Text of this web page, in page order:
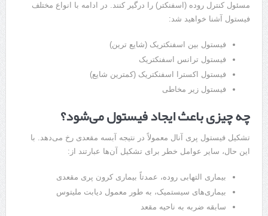
مسئول کنترل روده (اسفنکتر) را درگیر کنند. در ادامه با انواع مختلف
فیستول آشنا خواهید شد:
فیستول بین اسفنکتریک (شایع ترین)
فیستول ترانس اسفنکتریک
فیستول اکسترا اسفنکتریک (کمترین شایع)
فیستول زیر مخاطی
چه چیزی باعث ایجاد فیستول می‌شود؟
تشکیل فیستول پری آنال معمولاً در نتیجه آبسه مقعدی رخ می‌دهد. با
این حال، سایر عوامل خطر برای تشکیل آن‌ها عبارتند از:
بیماری التهابی روده، عمدتاً بیماری کرون پری مقعدی
بیماری‌های سیستمیک، به طور معمول دیابت ملیتوس
سابقه ضربه به ناحیه مقعد